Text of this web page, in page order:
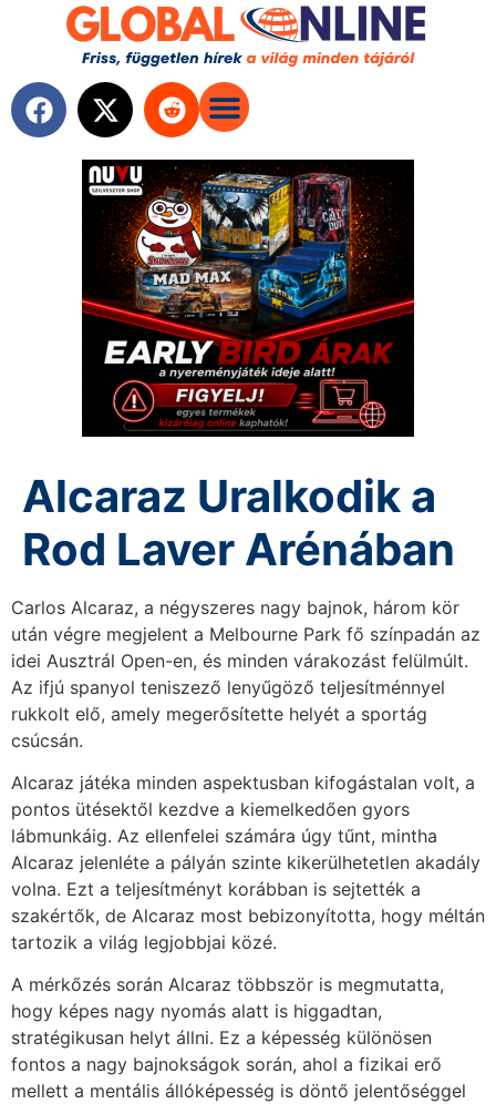
Alcaraz Uralkodik a
Rod Laver Arénában
Carlos Alcaraz, a négyszeres nagy bajnok, három kör
után végre megjelent a Melbourne Park fő színpadán az
idei Ausztrál Open-en, és minden várakozást felülmúlt.
Az ifjú spanyol teniszező lenyűgöző teljesítménnyel
rukkolt elő, amely megerősítette helyét a sportág
csúcsán.
Alcaraz játéka minden aspektusban kifogástalan volt, a
pontos ütésektől kezdve a kiemelkedően gyors
lábmunkáig. Az ellenfelei számára úgy tűnt, mintha
Alcaraz jelenléte a pályán szinte kikerülhetetlen akadály
volna. Ezt a teljesítményt korábban is sejtették a
szakértők, de Alcaraz most bebizonyította, hogy méltán
tartozik a világ legjobbjai közé.
A mérkőzés során Alcaraz többször is megmutatta,
hogy képes nagy nyomás alatt is higgadtan,
stratégikusan helyt állni. Ez a képesség különösen
fontos a nagy bajnokságok során, ahol a fizikai erő
mellett a mentális állóképesség is döntő jelentőséggel